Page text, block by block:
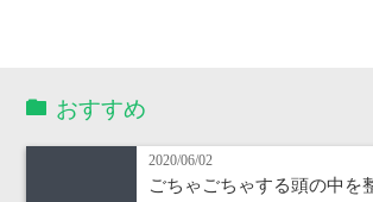
おすすめ
2020/06/02
ごちゃごちゃする頭の中を